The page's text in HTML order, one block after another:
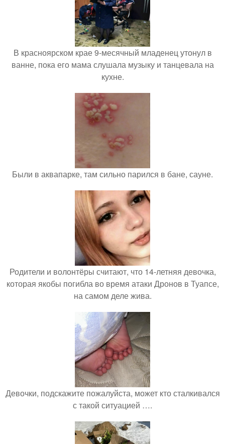
В красноярском крае 9-месячный младенец утонул в
ванне, пока его мама слушала музыку и танцевала на
кухне.
Были в аквапарке, там сильно парился в бане, сауне.
Родители и волонтёры считают, что 14-летняя девочка,
которая якобы погибла во время атаки Дронов в Туапсе,
на самом деле жива.
Девочки, подскажите пожалуйста, может кто сталкивался
с такой ситуацией ….